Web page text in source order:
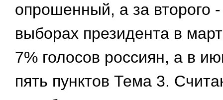
опрошенный, а за
выборах президента в
7% голосов россиян, а в
пять пунктов Тема 3.